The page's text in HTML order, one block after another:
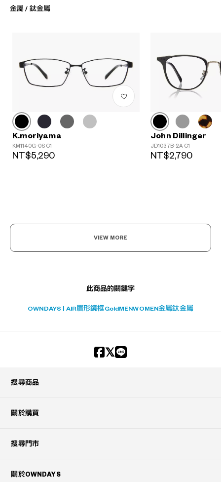
金屬 / 鈦金屬
K.moriyama
KM1140G-0S C1
NT$5,290
John Dillinger
JD1037B-2A C1
NT$2,790
VIEW MORE
此商品的關鍵字
OWNDAYS | AIR眉形鏡框Gold MENWOMEN金屬鈦金屬
搜尋商品
關於購買
搜尋門市
關於OWNDAYS